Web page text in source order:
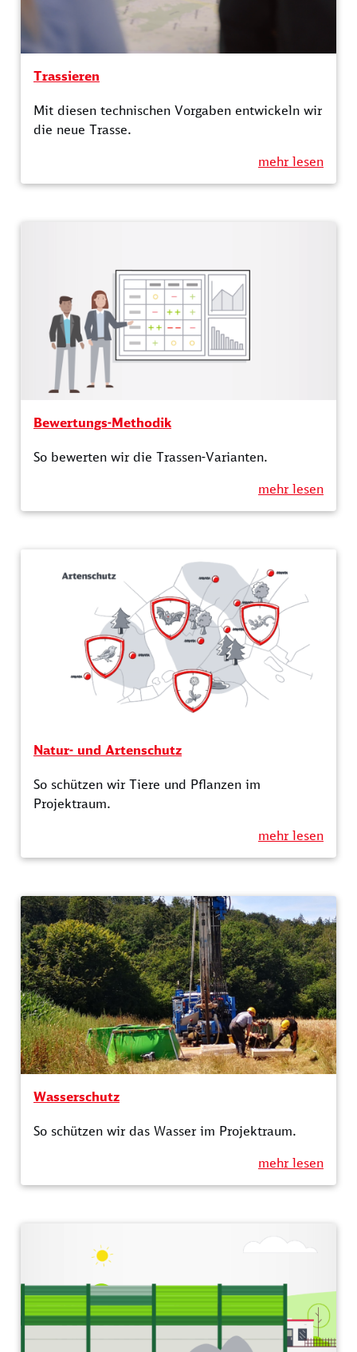
Trassieren
Mit diesen technischen Vorgaben entwickeln wir
die neue Trasse.
mehr lesen
Bewertungs-Methodik
So bewerten wir die Trassen-Varianten.
mehr lesen
Natur- und Artenschutz
So schützen wir Tiere und Pflanzen im
Projektraum.
mehr lesen
Wasserschutz
So schützen wir das Wasser im Projektraum.
mehr lesen